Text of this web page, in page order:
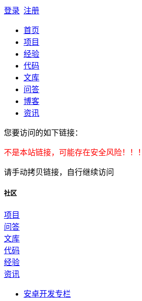
登录 注册
首页
项目
经验
代码
文库
问答
博客
资讯
您要访问的如下链接：
不是本站链接，可能存在安全风险！！！
请手动拷贝链接，自行继续访问
社区
项目
问答
文库
代码
经验
资讯
安卓开发专栏